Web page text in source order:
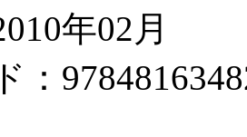
年02月
：